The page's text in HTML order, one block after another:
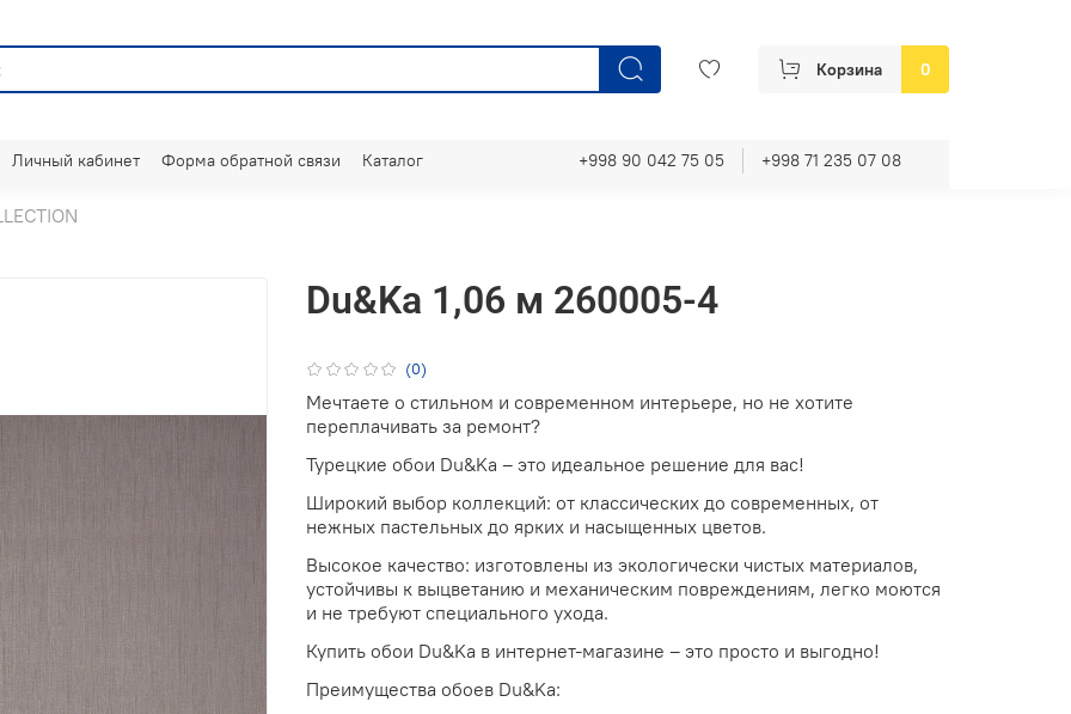
Корзина 0
Личный кабинет Форма обратной связи Каталог +998 90 042 75 05 +998 71 235 07 08
(0)
Du&Ka 1,06 м 260005-4
Мечтаете о стильном и современном интерьере, но не хотите
переплачивать за ремонт?
Турецкие обои Du&Ka – это идеальное решение для вас!
Широкий выбор коллекций: от классических до современных, от
нежных пастельных до ярких и насыщенных цветов.
Высокое качество: изготовлены из экологически чистых материалов,
устойчивы к выцветанию и механическим повреждениям, легко моются
и не требуют специального ухода.
Купить обои Du&Ka в интернет-магазине – это просто и выгодно!
Преимущества обоев Du&Ka: